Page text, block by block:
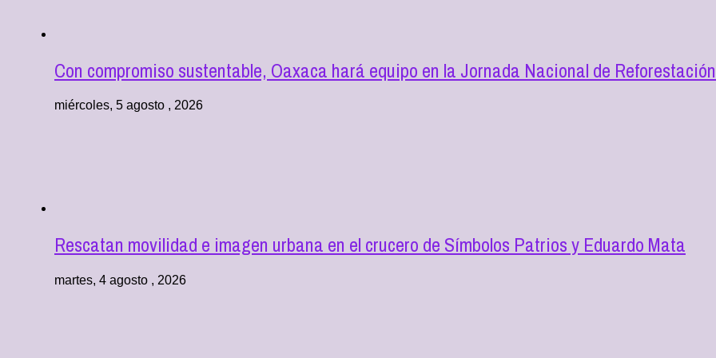
Con compromiso sustentable, Oaxaca hará equipo en la Jornada Nacional de
miércoles, 5 agosto , 2026
Rescatan movilidad e imagen urbana en el crucero de Símbolos Patrios y Eduardo Mata
martes, 4 agosto , 2026